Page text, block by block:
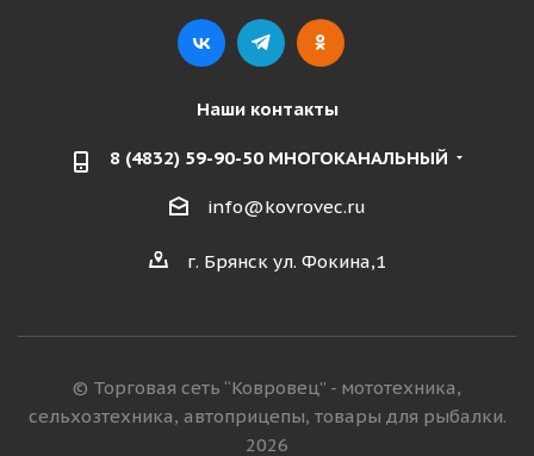
Наши контакты
8 (4832) 59-90-50 МНОГОКАНАЛЬНЫЙ
info@kovrovec.ru
г. Брянск ул. Фокина,1
© Торговая сеть “Ковровец” - мототехника,
сельхозтехника, автоприцепы, товары для рыбалки.
2026